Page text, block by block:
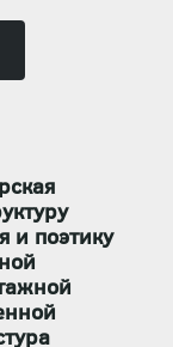
и поэтику